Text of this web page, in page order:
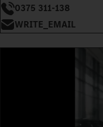
0375 311-138
WRITE_EMAIL